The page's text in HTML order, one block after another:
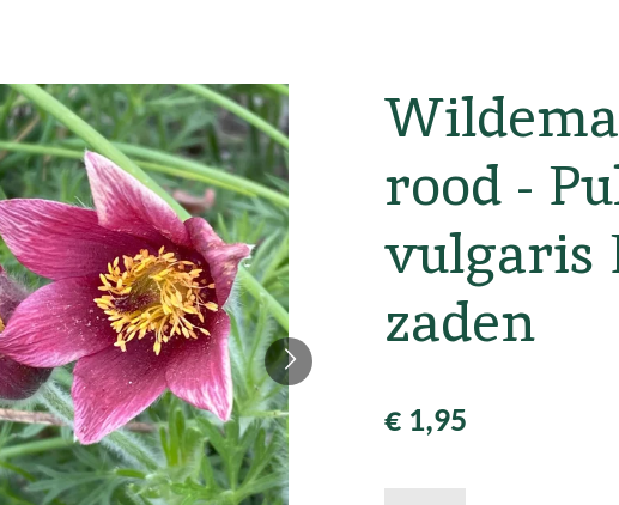
rood -
vulgaris
zaden
€ 1,95